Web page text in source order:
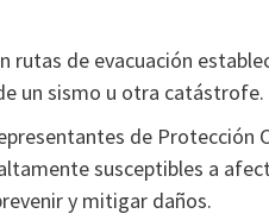
rutas de evacuación
un sismo u otra catástrofe.
de Protección
susceptibles a
y mitigar daños.